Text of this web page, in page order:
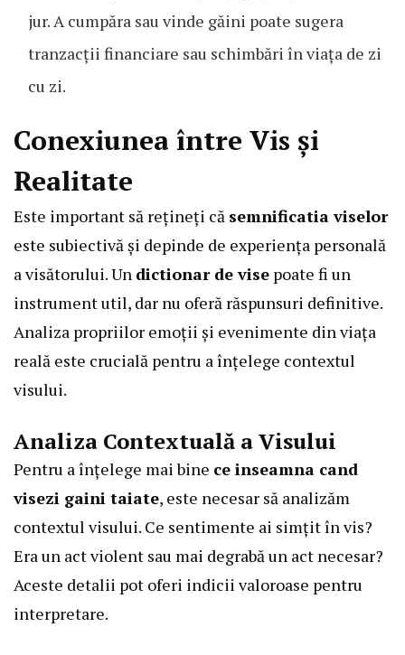
jur. A cumpăra sau vinde găini poate sugera
tranzacții financiare sau schimbări în viața de zi
cu zi.
Conexiunea între Vis și
Realitate
Este important să rețineți că semnificatia viselor
este subiectivă și depinde de experiența personală
a visătorului. Un dictionar de vise poate fi un
instrument util, dar nu oferă răspunsuri definitive.
Analiza propriilor emoții și evenimente din viața
reală este crucială pentru a înțelege contextul
visului.
Analiza Contextuală a Visului
Pentru a înțelege mai bine ce inseamna cand
visezi gaini taiate, este necesar să analizăm
contextul visului. Ce sentimente ai simțit în vis?
Era un act violent sau mai degrabă un act necesar?
Aceste detalii pot oferi indicii valoroase pentru
interpretare.